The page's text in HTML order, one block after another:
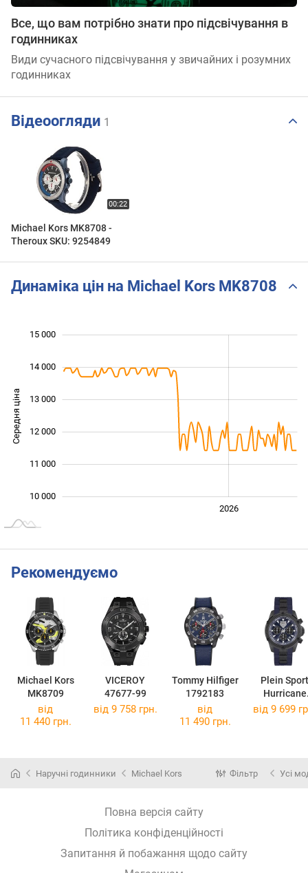
Все, що вам потрібно знати про підсвічування в
годинниках
Види сучасного підсвічування у звичайних і розумних
годинниках
Відеоогляди 1
Michael Kors MK8708 -
Theroux SKU: 9254849
Динаміка цін на Michael Kors MK8708
Середня ціна
10 000
11 000
12 000
13 000
14 000
15 000
2026
Рекомендуємо
Michael Kors
MK8709
VICEROY
47677-99
Tommy Hilfiger
1792183
Plein Sport
Hurricane
від
11 440 грн.
від 9 758 грн.
від
11 490 грн.
від 9 699
Наручні годинники Michael Kors Фільтр Усі
Повна версія сайту
Політика конфіденційності
Запитання й побажання щодо сайту